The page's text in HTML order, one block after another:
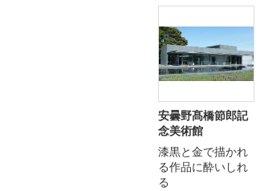
安曇野髙橋節郎記
念美術館
漆黒と金で描かれ
る作品に酔いしれ
る